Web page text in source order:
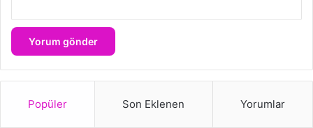
Popüler Son Eklenen Yorumlar